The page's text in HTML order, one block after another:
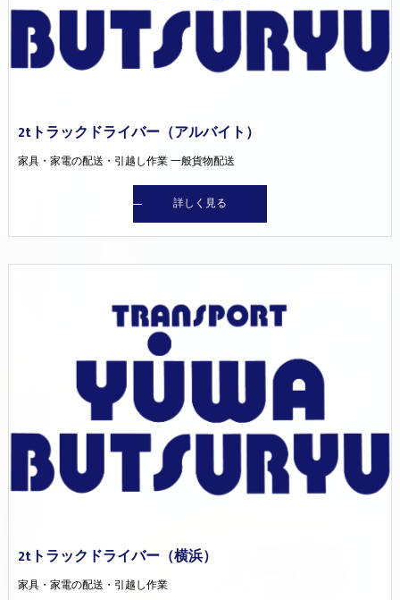
2tトラックドライバー（アルバイト）
家具・家電の配送・引越し作業 一般貨物配送
詳しく見る
2tトラックドライバー（横浜）
家具・家電の配送・引越し作業